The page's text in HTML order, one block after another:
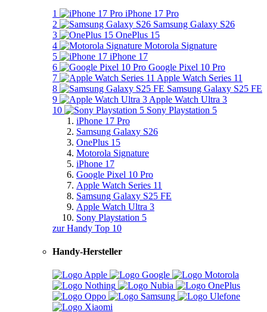
1
iPhone 17 Pro
2
Samsung Galaxy S26
3
OnePlus 15
4
Motorola Signature
5
iPhone 17
6
Google Pixel 10 Pro
7
Apple Watch Series 11
8
Samsung Galaxy S25 FE
9
Apple Watch Ultra 3
10
Sony Playstation 5
iPhone 17 Pro
Samsung Galaxy S26
OnePlus 15
Motorola Signature
iPhone 17
Google Pixel 10 Pro
Apple Watch Series 11
Samsung Galaxy S25 FE
Apple Watch Ultra 3
Sony Playstation 5
zur Handy Top 10
Handy-Hersteller